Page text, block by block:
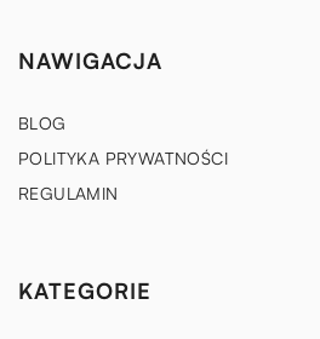
NAWIGACJA
BLOG
POLITYKA PRYWATNOŚCI
REGULAMIN
KATEGORIE